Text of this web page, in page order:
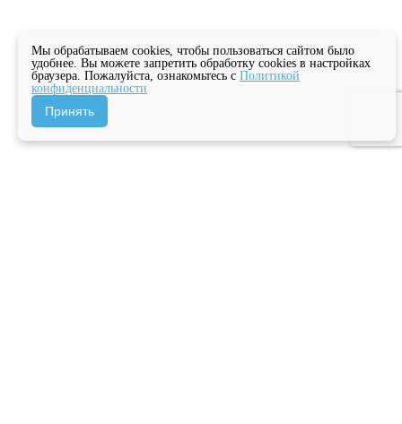
Мы обрабатываем cookies, чтобы пользоваться сайтом было
удобнее. Вы можете запретить обработку cookies в настройках
браузера. Пожалуйста, ознакомьтесь с Политикой
конфиденциальности
Принять